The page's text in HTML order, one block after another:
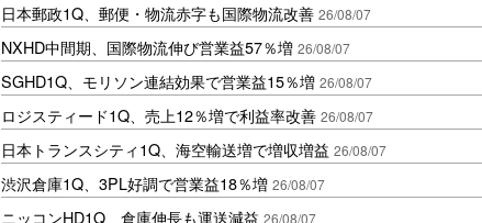
日本郵政1Q、郵便・物流赤字も国際物流改善 26/08/07
NXHD中間期、国際物流伸び営業益57％増 26/08/07
SGHD1Q、モリソン連結効果で営業益15％増 26/08/07
ロジスティード1Q、売上12％増で利益率改善 26/08/07
日本トランスシティ1Q、海空輸送増で増収増益 26/08/07
渋沢倉庫1Q、3PL好調で営業益18％増 26/08/07
ニッコンHD1Q、倉庫伸長も運送減益 26/08/07